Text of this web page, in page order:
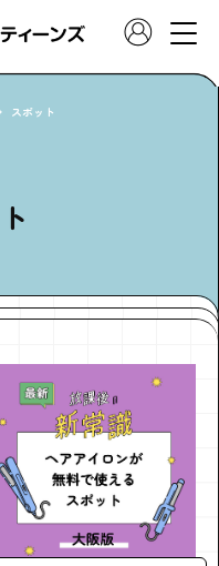
スクールライフ
グルメ
診断
社会体験
プレゼント
スポット